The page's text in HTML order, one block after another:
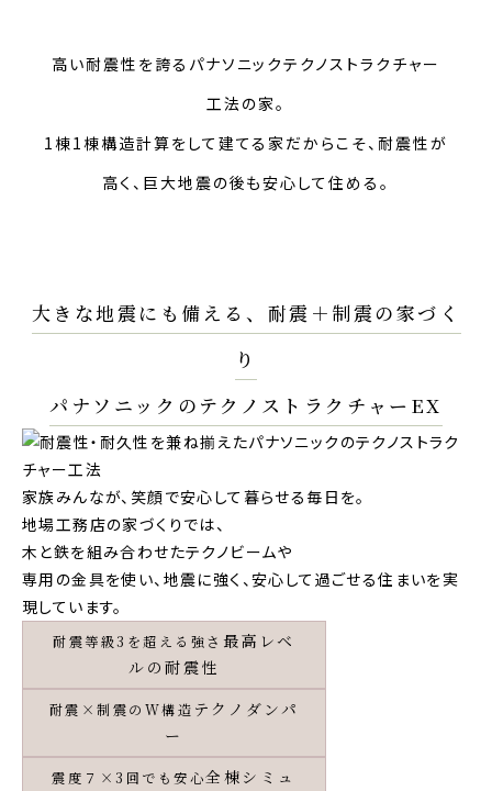
高い耐震性を誇るパナソニックテクノストラクチャー
工法の家。
1棟1棟構造計算をして建てる家だからこそ、耐震性が
高く、 巨大地震の後も安心して住める。
大きな地震にも備える、耐震＋制震の家づく
り
パナソニックのテクノストラクチャーEX
家族みんなが、笑顔で安⼼して暮らせる毎⽇を。
地場⼯務店の家づくりでは、
⽊と鉄を組み合わせたテクノビームや
専⽤の⾦具を使い、地震に強く、安⼼して過ごせる住まいを実
現しています。
耐震等級3を超える強さ 最高レベ
ルの耐震性
耐震×制震のW構造 テクノダンパ
ー
震度７×3回でも安心全棟シミュ